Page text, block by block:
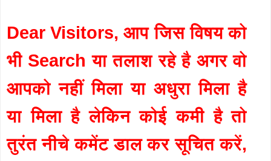
Dear Visitors, आप जिस विषय को
भी Search या तलाश रहे है अगर वो
आपको नहीं मिला या अधुरा मिला है
या मिला है लेकिन कोई कमी है तो
तुरंत नीचे कमेंट डाल कर सूचित करें,